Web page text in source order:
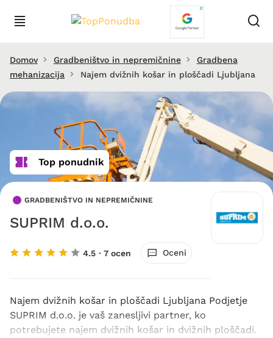
Domov Gradbeništvo in nepremičnine
Gradbena
mehanizacija
Najem dvižnih košar in ploščadi Ljubljana
Top ponudnik
GRADBENIŠTVO IN NEPREMIČNINE
SUPRIM d.o.o.
4.5 · 7 ocen Oceni
Najem dvižnih košar in ploščadi Ljubljana Podjetje
SUPRIM d.o.o. je vaš zanesljivi partner, ko
potrebujete najem dvižnih košar in dvižnih ploščadi.